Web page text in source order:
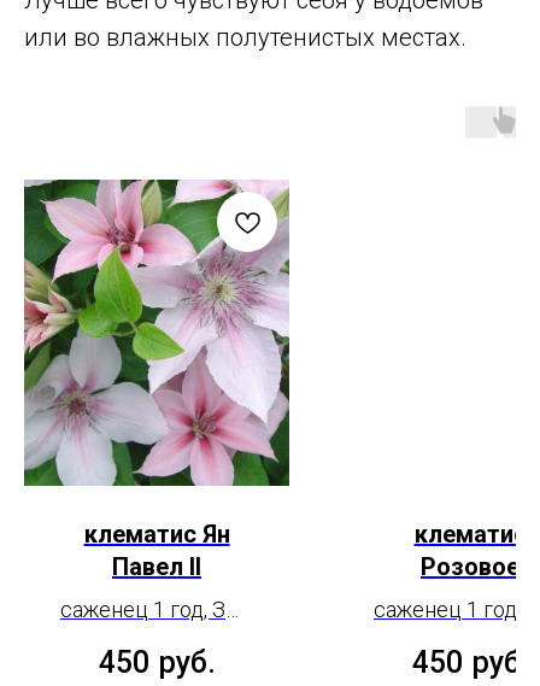
или во влажных полутенистых местах.
клематис Ян
Павел II
саженец 1 год, ЗКС
450 руб.
клематис
Розовое
саженец 1 год,
450 руб.